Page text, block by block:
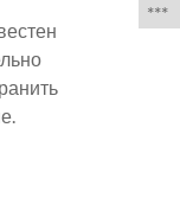
язык